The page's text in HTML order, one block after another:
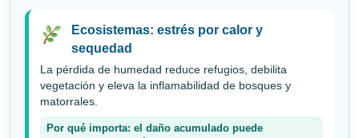
Ecosistemas: estrés por calor y
sequedad
La pérdida de humedad reduce refugios, debilita
vegetación y eleva la inflamabilidad de bosques y
matorrales.
Por qué importa: el daño acumulado puede